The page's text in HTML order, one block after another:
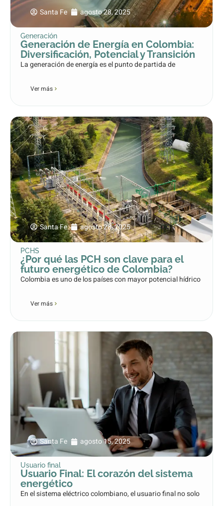
Santa Fe agosto 28, 2025
Generación
Generación de Energía en Colombia:
Diversificación, Potencial y Transición
La generación de energía es el punto de partida de
Ver más
Santa Fe agosto 28, 2025
PCHS
¿Por qué las PCH son clave para el
futuro energético de Colombia?
Colombia es uno de los países con mayor potencial hídrico
Ver más
Santa Fe agosto 15, 2025
Usuario final
Usuario Final: El corazón del sistema
energético
En el sistema eléctrico colombiano, el usuario final no solo